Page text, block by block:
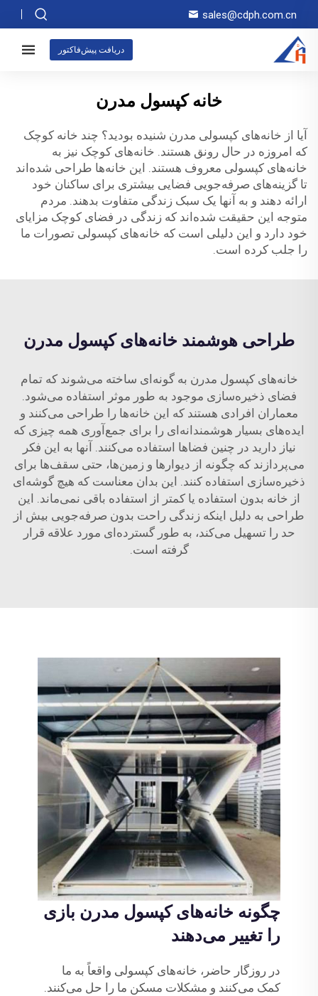
sales@cdph.com.cn
دریافت پیش‌فاکتور
خانه کپسول مدرن
آیا از خانه‌های کپسولی مدرن شنیده بودید؟ چند خانه کوچک
که امروزه در حال رونق هستند. خانه‌های کوچک نیز به
خانه‌های کپسولی معروف هستند. این خانه‌ها طراحی شده‌اند
تا گزینه‌های صرفه‌جویی فضایی بیشتری برای ساکنان خود
ارائه دهند و به آنها یک سبک زندگی متفاوت بدهند. مردم
متوجه این حقیقت شده‌اند که زندگی در فضای کوچک مزایای
خود دارد و این دلیلی است که خانه‌های کپسولی تصورات ما
را جلب کرده است.
طراحی هوشمند خانه‌های کپسول مدرن
خانه‌های کپسول مدرن به گونه‌ای ساخته می‌شوند که تمام
فضای ذخیره‌سازی موجود به طور موثر استفاده می‌شود.
معماران افرادی هستند که این خانه‌ها را طراحی می‌کنند و
ایده‌های بسیار هوشمندانه‌ای را برای جمع‌آوری همه چیزی که
نیاز دارید در چنین فضاها استفاده می‌کنند. آنها به این فکر
می‌پردازند که چگونه از دیوارها و زمین‌ها، حتی سقف‌ها برای
ذخیره‌سازی استفاده کنند. این بدان معناست که هیچ گوشه‌ای
از خانه بدون استفاده یا کمتر از استفاده باقی نمی‌ماند. این
طراحی به دلیل اینکه زندگی راحت بدون صرفه‌جویی بیش از
حد را تسهیل می‌کند، به طور گسترده‌ای مورد علاقه قرار
گرفته است.
چگونه خانه‌های کپسول مدرن بازی
را تغییر می‌دهند
در روزگار حاضر، خانه‌های کپسولی واقعاً به ما
کمک می‌کنند و مشکلات مسکن ما را حل می‌کنند.